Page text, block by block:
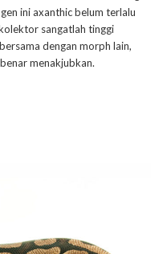
ini axanthic belum terlalu
sangatlah tinggi
dengan morph lain,
menakjubkan.